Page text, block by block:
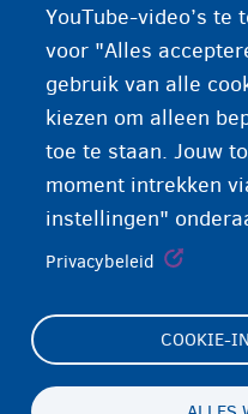
YouTube-video’s te
voor "Alles
gebruik van alle
kiezen om alleen
toe te staan. Jouw
moment intrekken
instellingen"
Privacybeleid
COOKIE-
Footer
(menu)
Cookie-instellingen